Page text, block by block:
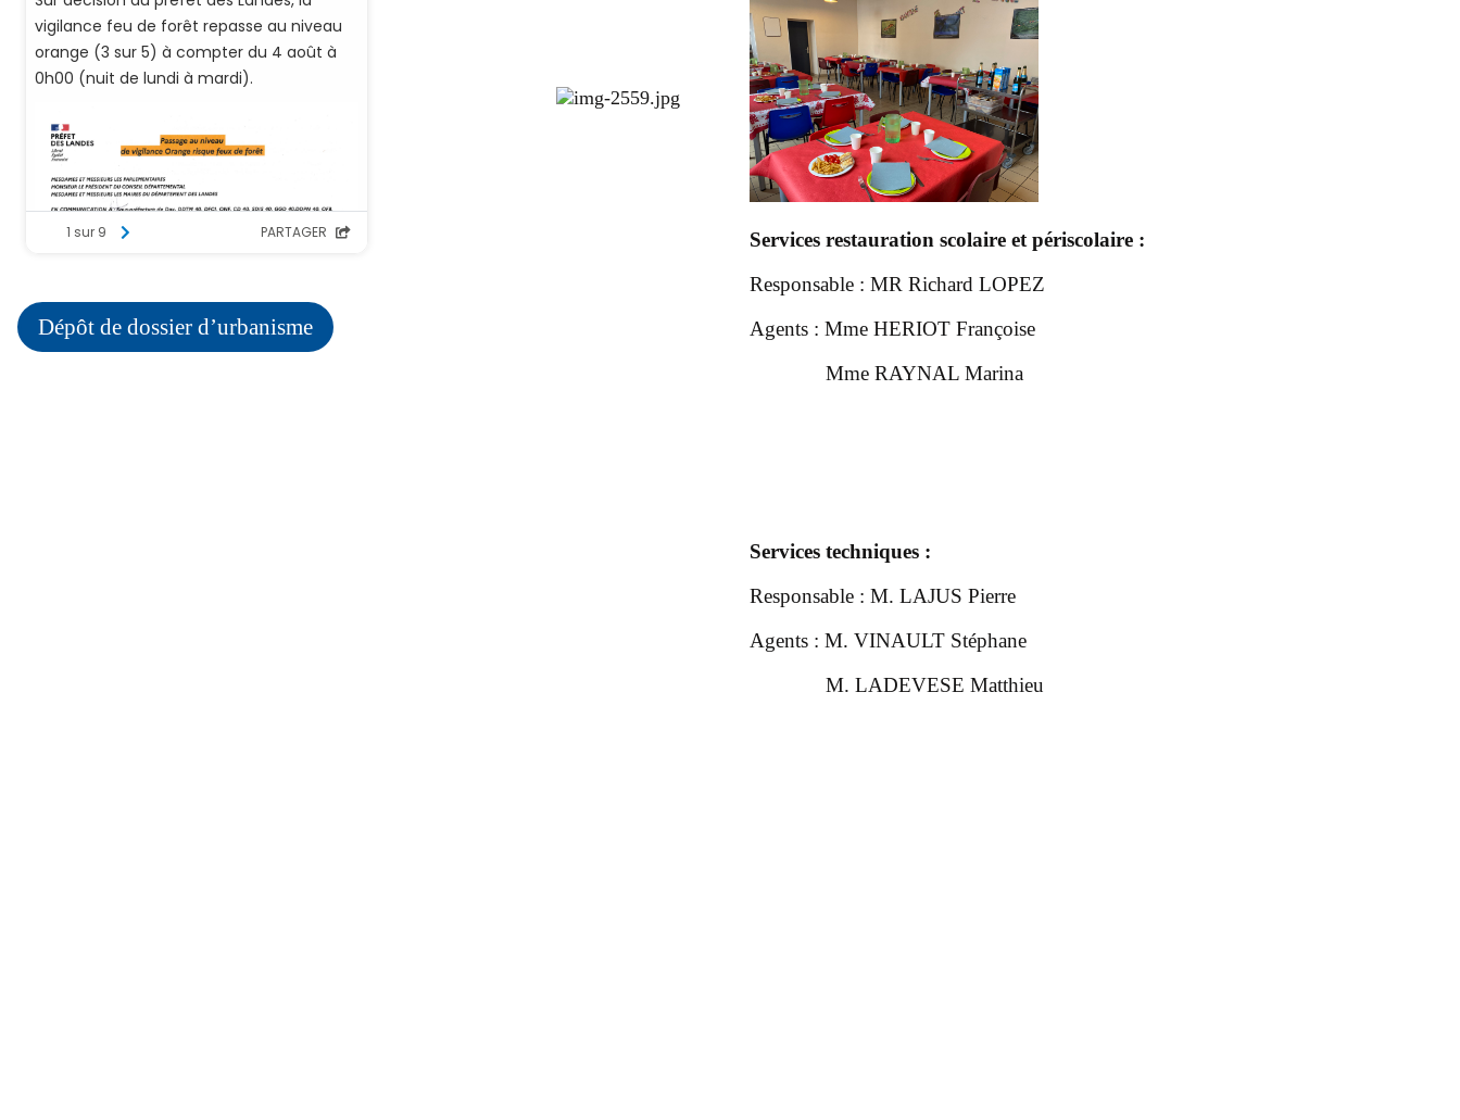
Dépôt de dossier d’urbanisme
Services restauration scolaire et périscolaire :
Responsable : MR Richard LOPEZ
Agents : Mme HERIOT Françoise
Mme RAYNAL Marina
Services techniques :
Responsable : M. LAJUS Pierre
Agents : M. VINAULT Stéphane
M. LADEVESE Matthieu